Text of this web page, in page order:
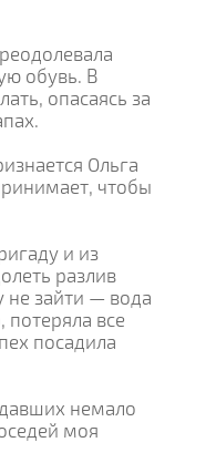
обувь. В
опасаясь за
Ольга
чтобы
и из
разлив
зайти — вода
потеряла все
посадила
немало
моя